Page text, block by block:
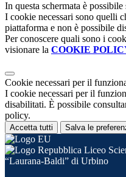
In questa schermata è
I cookie necessari sono quelli
piattaforma e non è possibile
Per conoscere quali sono i
visionare la COOKIE
Cookie necessari per il
I cookie necessari per il
disabilitati. È possibile
policy.
Accetta tutti Salva le
Liceo
“Laurana-Baldi” di Urbino